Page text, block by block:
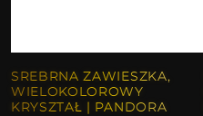
SREBRNA ZAWIESZKA,
WIELOKOLOROWY
KRYSZTAŁ | PANDORA